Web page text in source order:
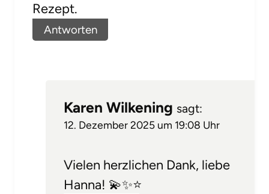
Rezept.
Antworten
Karen Wilkening sagt:
12. Dezember 2025 um 19:08 Uhr
Vielen herzlichen Dank, liebe
Hanna! 💫✨⭐